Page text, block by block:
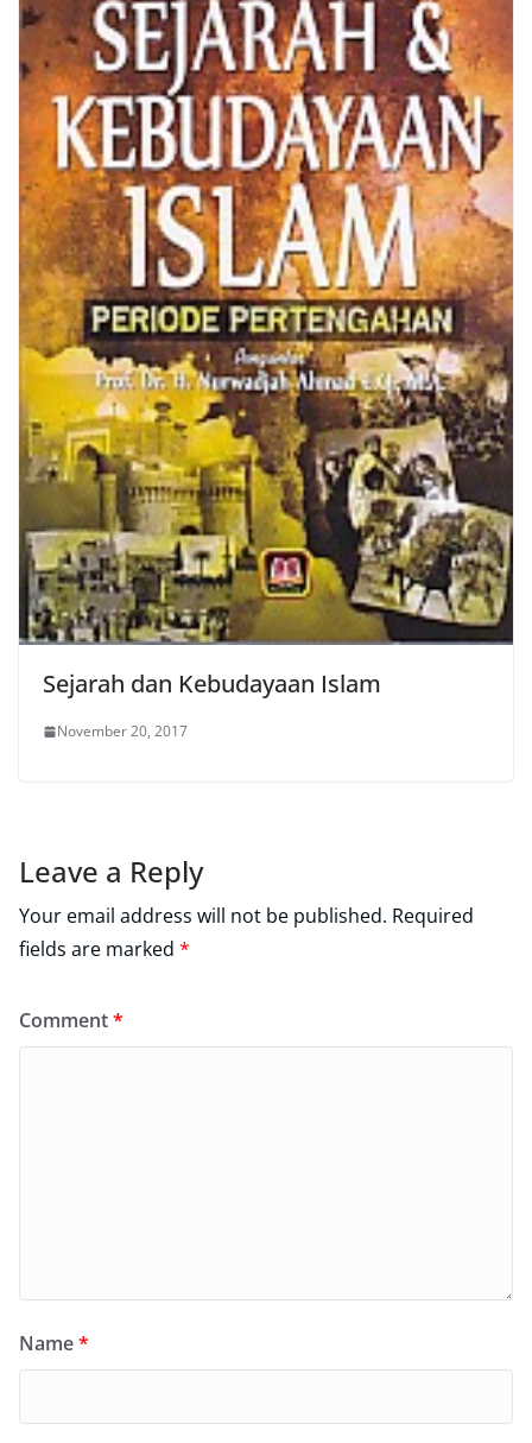
Sejarah dan Kebudayaan Islam
November 20, 2017
Leave a Reply
Your email address will not be published. Required
fields are marked *
Comment*
Name*